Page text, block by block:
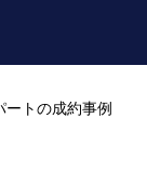
ートの成約事例